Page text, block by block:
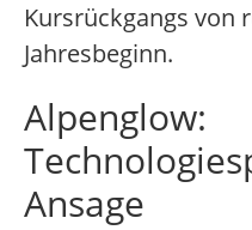
Kursrückgangs von
Jahresbeginn.
Alpenglow:
Ansage